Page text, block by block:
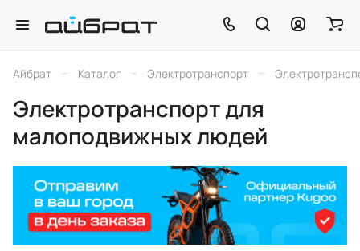
Айбрат – Каталог – Электротранспорт –
Электротранспорт для
малоподвижных людей